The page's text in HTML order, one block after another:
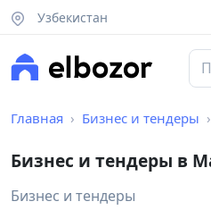
Узбекистан
Главная Бизнес и тендеры
Бизнес и тендеры в
Бизнес и тендеры